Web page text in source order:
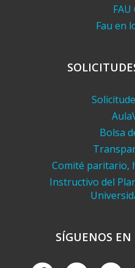
Fau en
Bolsa
Comité paritario,
Instructivo del
SÍGUENOS EN